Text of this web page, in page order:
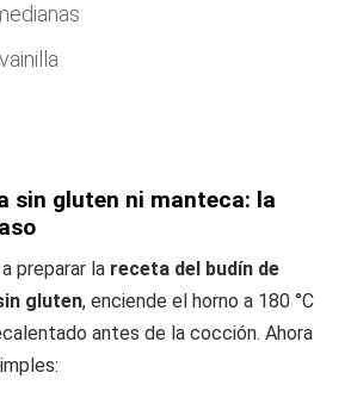
sin gluten ni manteca: la
preparar la receta del budín de
gluten, enciende el horno a 180 °C
antes de la cocción. Ahora